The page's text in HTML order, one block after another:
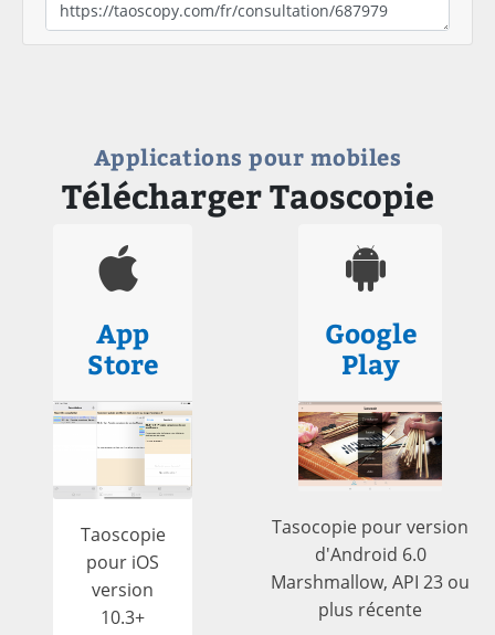
Applications pour mobiles
Télécharger Taoscopie
App
Store
Taoscopie
pour iOS
version
10.3+
Google
Play
Tasocopie pour version
d'Android 6.0
Marshmallow, API 23 ou
plus récente